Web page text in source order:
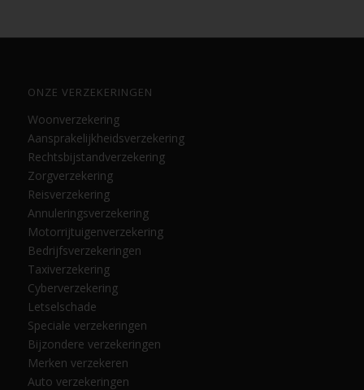
ONZE VERZEKERINGEN
Woonverzekering
Aansprakelijkheidsverzekering
Rechtsbijstandverzekering
Zorgverzekering
Reisverzekering
Annuleringsverzekering
Motorrijtuigenverzekering
Bedrijfsverzekeringen
Taxiverzekering
Cyberverzekering
Letselschade
Speciale verzekeringen
Bijzondere verzekeringen
Merken verzekeren
Auto verzekeringen